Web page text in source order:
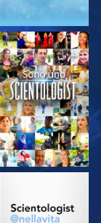
GUARDA
ESPLORA LE